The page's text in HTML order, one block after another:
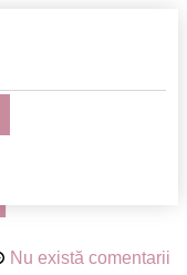
Nu există comentarii